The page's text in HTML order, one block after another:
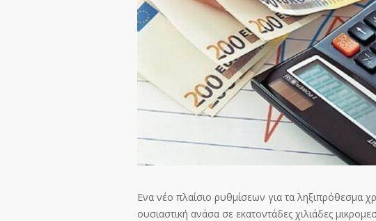
Ενα νέο πλαίσιο ρυθμίσεων για τα ληξιπρόθεσμα
ουσιαστική ανάσα σε εκατοντάδες χιλιάδες